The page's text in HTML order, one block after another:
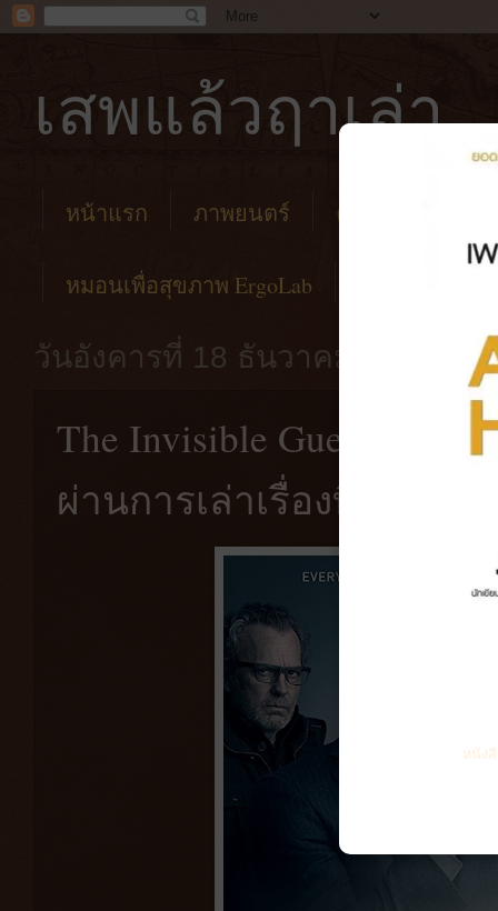
เสพแล้วฤาเล่า
หน้าแรก ภาพยนตร์ คาเฟ่
หมอนเพื่อสุขภาพ ErgoLab
วันอังคารที่ 18 ธันวาคม พ.ศ.
The Invisible Guest
ผ่านการเล่าเรื่องที่เฉียบข
หนัง